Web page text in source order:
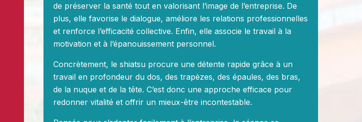
de préserver la santé tout en valorisant l’image de l’entreprise. De
plus, elle favorise le dialogue, améliore les relations professionnelles
et renforce l’efficacité collective. Enfin, elle associe le travail à la
motivation et à l’épanouissement personnel.
Concrètement, le shiatsu procure une détente rapide grâce à un
travail en profondeur du dos, des trapèzes, des épaules, des bras,
de la nuque et de la tête. C’est donc une approche efficace pour
redonner vitalité et offrir un mieux-être incontestable.